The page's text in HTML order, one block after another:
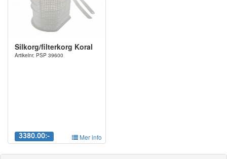
Silkorg/filterkorg Koral
Artikelnr. PSP 39600
3380.00:- Mer info